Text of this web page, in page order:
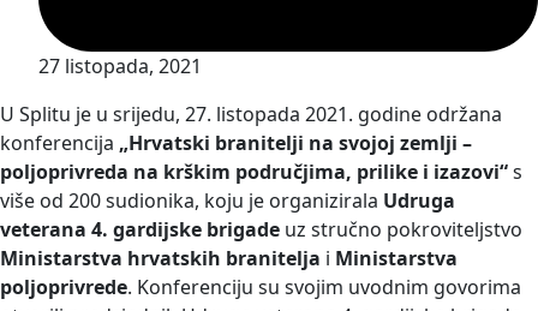
27 listopada, 2021
U Splitu je u srijedu, 27. listopada 2021. godine održana
konferencija „Hrvatski branitelji na svojoj zemlji –
poljoprivreda na krškim područjima, prilike i izazovi“s
više od 200 sudionika, koju je organizirala Udruga
veterana 4. gardijske brigade uz stručno pokroviteljstvo
Ministarstva hrvatskih branitelja i Ministarstva
poljoprivrede. Konferenciju su svojim uvodnim govorima